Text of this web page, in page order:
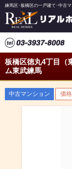
練馬区･板橋区の一戸建て･中古
板橋区徳丸4丁目（
ム東武練馬
中古マンション 価